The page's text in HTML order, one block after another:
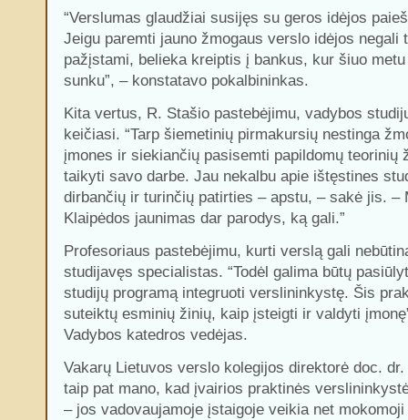
“Verslumas glaudžiai susijęs su geros idėjos
Jeigu paremti jauno žmogaus verslo idėjos negali
pažįstami, belieka kreiptis į bankus, kur šiuo
sunku”, – konstatavo pokalbininkas.
Kita vertus, R. Stašio pastebėjimu, vadybos
keičiasi. “Tarp šiemetinių pirmakursių nestinga
įmones ir siekiančių pasisemti papildomų teorinių
taikyti savo darbe. Jau nekalbu apie ištęstines
dirbančių ir turinčių patirties – apstu, – sakė jis. –
Klaipėdos jaunimas dar parodys, ką gali.”
Profesoriaus pastebėjimu, kurti verslą gali
studijavęs specialistas. “Todėl galima būtų
studijų programą integruoti verslininkystę. Šis
suteiktų esminių žinių, kaip įsteigti ir valdyti
Vadybos katedros vedėjas.
Vakarų Lietuvos verslo kolegijos direktorė doc.
taip pat mano, kad įvairios praktinės
– jos vadovaujamoje įstaigoje veikia net